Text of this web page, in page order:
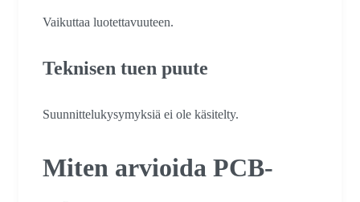
Vaikuttaa luotettavuuteen.
Teknisen tuen puute
Suunnittelukysymyksiä ei ole käsitelty.
Miten arvioida PCB-